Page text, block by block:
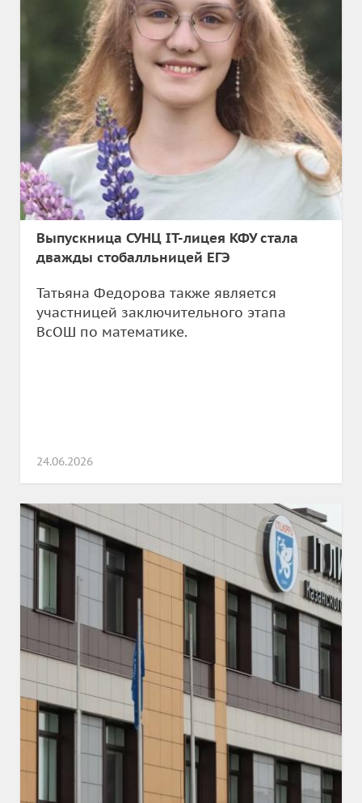
Выпускница СУНЦ IT-лицея КФУ стала
дважды стобалльницей ЕГЭ
Татьяна Федорова также является
участницей заключительного этапа
ВсОШ по математике.
24.06.2026